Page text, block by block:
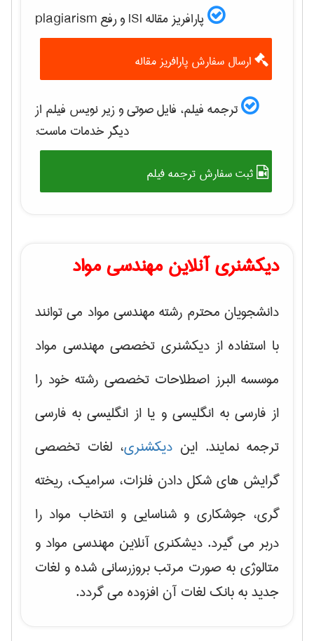
پارافریز مقاله ISI و رفع plagiarism
ارسال سفارش پارافریز مقاله
ترجمه فیلم، فایل صوتی و زیر نویس فیلم از
دیگر خدمات ماست:
ثبت سفارش ترجمه فیلم
دیکشنری آنلاین مهندسی مواد
دانشجویان محترم رشته مهندسی مواد می توانند
با استفاده از دیکشنری تخصصی مهندسی مواد
موسسه البرز اصطلاحات تخصصی رشته خود را
از فارسی به انگلیسی و یا از انگلیسی به فارسی
ترجمه نمایند. این دیکشنری، لغات تخصصی
گرایش های شکل دادن فلزات، سرامیک، ریخته
گری، جوشکاری و شناسایی و انتخاب مواد را
دربر می گیرد. دیشکنری آنلاین مهندسی مواد و
متالوژی به صورت مرتب بروزرسانی شده و لغات
جدید به بانک لغات آن افزوده می گردد.